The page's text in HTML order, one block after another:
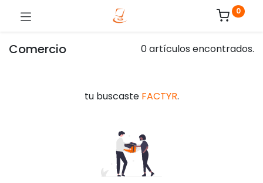
0
Comercio 0 artículos encontrados.
tu buscaste FACTYR.